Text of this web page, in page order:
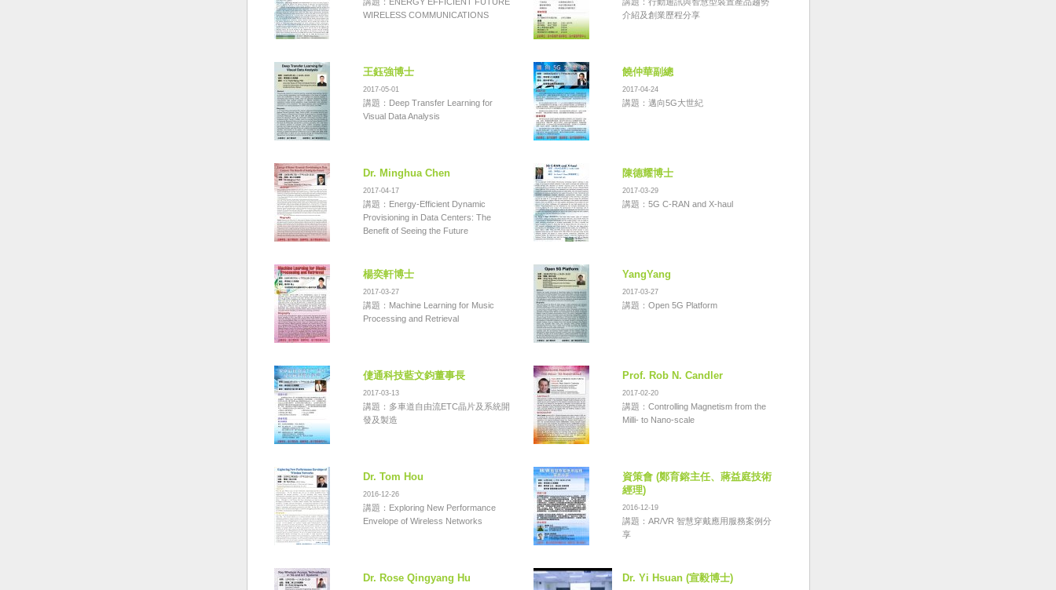
WIRELESS COMMUNICATIONS
介紹及創業歷程分享
王鈺強博士
2017-05-01
講題：Deep Transfer Learning for
Visual Data Analysis
饒仲華副總
2017-04-24
講題：邁向5G大世紀
Dr. Minghua Chen
2017-04-17
講題：Energy-Efficient Dynamic
Provisioning in Data Centers: The
Benefit of Seeing the Future
陳德耀博士
2017-03-29
講題：5G C-RAN and X-haul
楊奕軒博士
2017-03-27
講題：Machine Learning for Music
Processing and Retrieval
YangYang
2017-03-27
講題：Open 5G Platform
倢通科技藍文鈞董事長
2017-03-13
講題：多車道自由流ETC晶片及系統開
發及製造
Prof. Rob N. Candler
2017-02-20
講題：Controlling Magnetism from the
Milli- to Nano-scale
Dr. Tom Hou
2016-12-26
講題：Exploring New Performance
Envelope of Wireless Networks
資策會 (鄭育鎔主任、蔣益庭技術
經理)
2016-12-19
講題：AR/VR 智慧穿戴應用服務案例分
享
Dr. Rose Qingyang Hu Dr. Yi Hsuan (宣毅博士)